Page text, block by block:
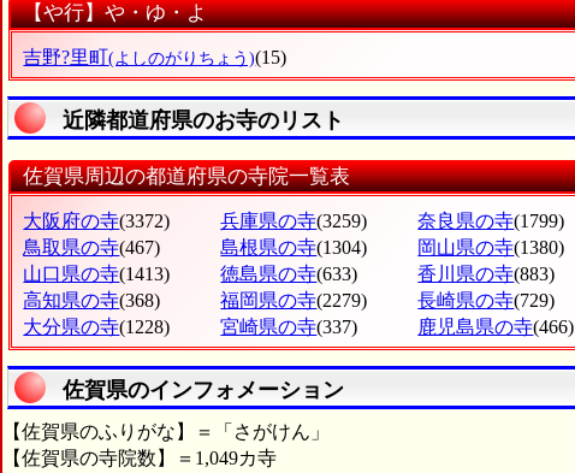
【や行】や・ゆ・よ
吉野?里町(よしのがりちょう)(15)
近隣都道府県のお寺のリスト
佐賀県周辺の都道府県の寺院一覧表
大阪府の寺(3372) 兵庫県の寺(3259) 奈良県の寺(1799)
鳥取県の寺(467) 島根県の寺(1304) 岡山県の寺(1380)
山口県の寺(1413) 徳島県の寺(633) 香川県の寺(883)
高知県の寺(368) 福岡県の寺(2279) 長崎県の寺(729)
大分県の寺(1228) 宮崎県の寺(337) 鹿児島県の寺(466)
佐賀県のインフォメーション
【佐賀県のふりがな】＝「さがけん」
【佐賀県の寺院数】＝1,049カ寺